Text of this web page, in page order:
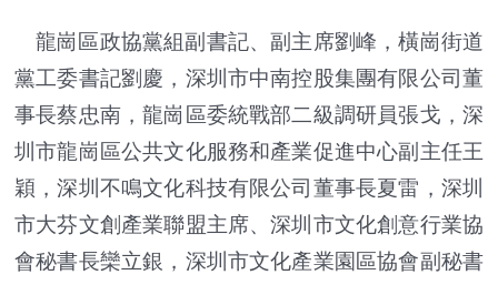
龍崗區政協黨組副書記、副主席劉峰，橫崗街道
黨工委書記劉慶，深圳市中南控股集團有限公司董
事長蔡忠南，龍崗區委統戰部二級調研員張戈，深
圳市龍崗區公共文化服務和產業促進中心副主任王
穎，深圳不鳴文化科技有限公司董事長夏雷，深圳
市大芬文創產業聯盟主席、深圳市文化創意行業協
會秘書長欒立銀，深圳市文化產業園區協會副秘書